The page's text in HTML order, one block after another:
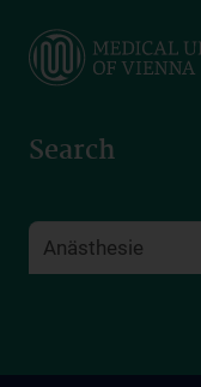
main
Search